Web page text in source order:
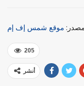
موقع شمس إف إم
205
أنشر